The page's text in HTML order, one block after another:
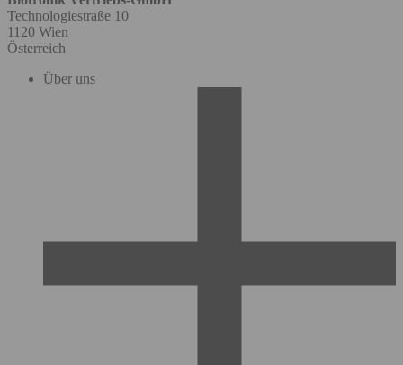
Technologiestraße 10
1120 Wien
Österreich
Über uns